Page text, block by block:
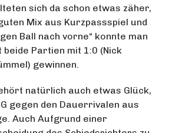
sich da schon etwas zäher,
Mix aus Kurzpassspiel und
Ball nach vorne“ konnte man
Partien mit 1:0 (Nick
gewinnen.
natürlich auch etwas Glück,
gegen den Dauerrivalen aus
Auch Aufgrund einer